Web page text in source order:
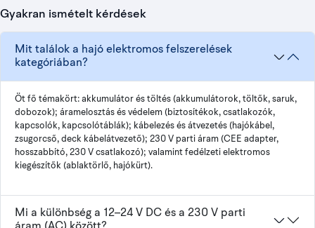
Gyakran ismételt kérdések
Mit találok a hajó elektromos felszerelések
kategóriában?
Öt fő témakört: akkumulátor és töltés (akkumulátorok, töltők, saruk,
dobozok); áramelosztás és védelem (biztosítékok, csatlakozók,
kapcsolók, kapcsolótáblák); kábelezés és átvezetés (hajókábel,
zsugorcső, deck kábelátvezető); 230 V parti áram (CEE adapter,
hosszabbító, 230 V csatlakozó); valamint fedélzeti elektromos
kiegészítők (ablaktörlő, hajókürt).
Mi a különbség a 12–24 V DC és a 230 V parti